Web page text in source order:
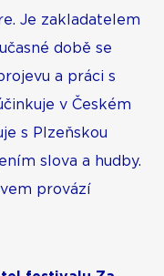
Je zakladatelem
době se
a práci s
v Českém
s Plzeňskou
slova a hudby.
provází